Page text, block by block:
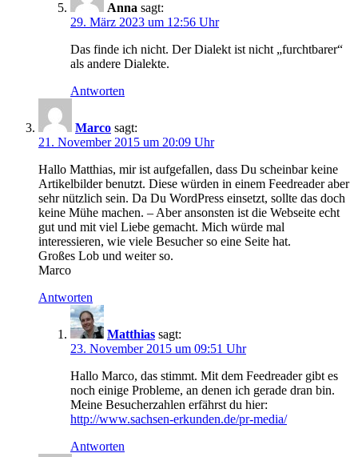
Anna sagt:
29. März 2023 um 12:56 Uhr
Das finde ich nicht. Der Dialekt ist nicht „furchtbarer“
als andere Dialekte.
Antworten
Marco sagt:
21. November 2015 um 20:09 Uhr
Hallo Matthias, mir ist aufgefallen, dass Du scheinbar keine
Artikelbilder benutzt. Diese würden in einem Feedreader aber
sehr nützlich sein. Da Du WordPress einsetzt, sollte das doch
keine Mühe machen. – Aber ansonsten ist die Webseite echt
gut und mit viel Liebe gemacht. Mich würde mal
interessieren, wie viele Besucher so eine Seite hat.
Großes Lob und weiter so.
Marco
Antworten
Matthias sagt:
23. November 2015 um 09:51 Uhr
Hallo Marco, das stimmt. Mit dem Feedreader gibt es
noch einige Probleme, an denen ich gerade dran bin.
Meine Besucherzahlen erfährst du hier:
http://www.sachsen-erkunden.de/pr-media/
Antworten